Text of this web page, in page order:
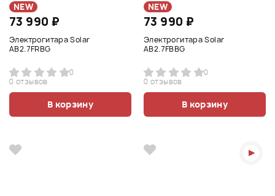
NEW
73 990 ₽
Электрогитара Solar
AB2.7FRBG
0
0 отзывов
В корзину
NEW
73 990 ₽
Электрогитара Solar
AB2.7FBBG
0
0 отзывов
В корзину